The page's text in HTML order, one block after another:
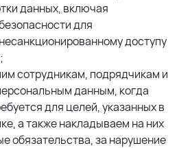
данных, включая
для
доступу
сотрудникам, подрядчикам и
данным, когда
для целей, указанных в
а также накладываем на них
обязательства, за нарушение